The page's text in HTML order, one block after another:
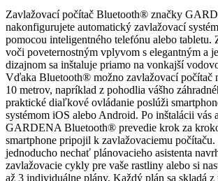
Zavlažovací počítač Bluetooth® značky
nakonfigurujete automatický zavlažovací
pomocou inteligentného telefónu alebo tabletu.
voči poveternostným vplyvom s elegantným a
dizajnom sa inštaluje priamo na vonkajší
Vďaka Bluetooth® možno zavlažovací počítač
10 metrov, napríklad z pohodlia vášho
praktické diaľkové ovládanie poslúži
systémom iOS alebo Android. Po inštalácii vás
GARDENA Bluetooth® prevedie krok za
smartphone pripojil k zavlažovaciemu počítaču.
jednoducho nechať plánovacieho asistenta
zavlažovacie cykly pre vaše rastliny alebo si
až 3 individuálne plány. Každý plán sa skladá z